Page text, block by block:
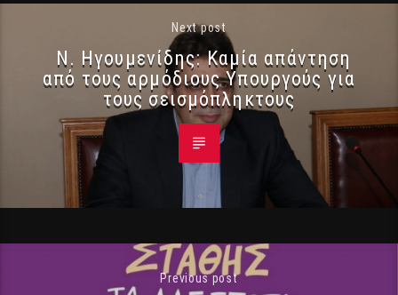
Next post
Ν. Ηγουμενίδης: Καμία απάντηση
από τους αρμόδιους Υπουργούς για
τους σεισμόπληκτους
Previous post